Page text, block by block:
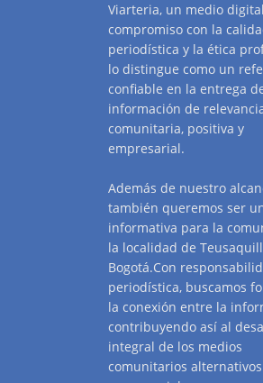
Viarteria, un medio
compromiso con la
periodística y la ética
lo distingue como un
confiable en la entrega
información de
comunitaria, positiva y
empresarial.
Además de nuestro
también queremos ser
informativa para la
la localidad de
Bogotá.Con
periodística, buscamos
la conexión entre la
contribuyendo así al
integral de los medios
comunitarios